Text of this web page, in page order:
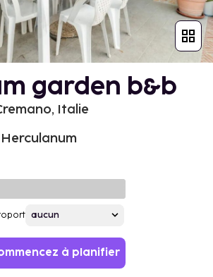
garden b&b
Italie
à planifier